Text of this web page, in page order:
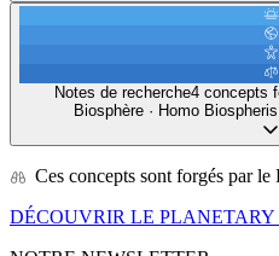
Notes de recherche4 concepts
Biosphère · Homo
Ces concepts sont forgés par le
DÉCOUVRIR LE